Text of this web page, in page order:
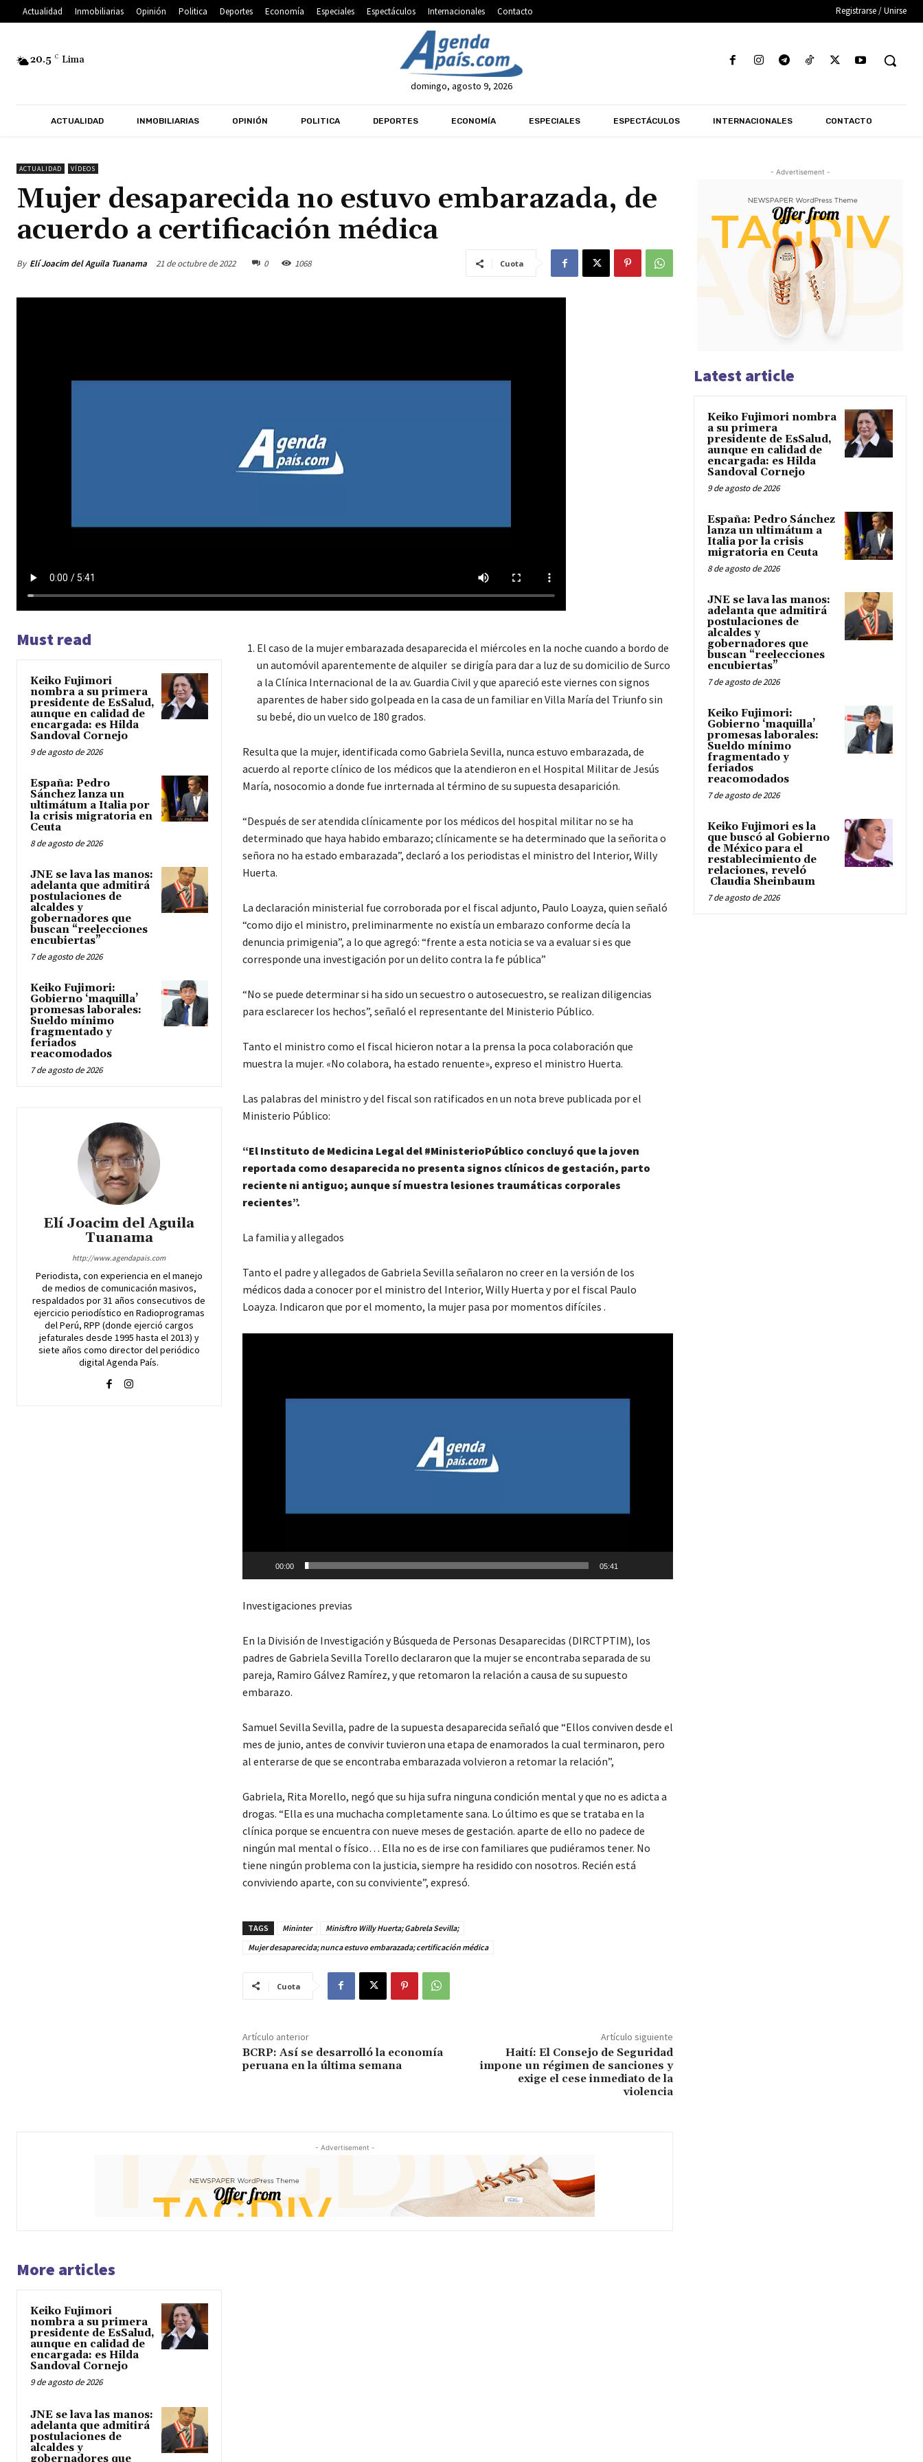
Actualidad Inmobiliarias Opinión Politica Deportes Economía Especiales Espectáculos Internacionales Contacto Registrarse / Unirse
20.5 C Lima
domingo, agosto 9, 2026
ACTUALIDAD INMOBILIARIAS OPINIÓN POLITICA DEPORTES ECONOMÍA ESPECIALES ESPECTÁCULOS INTERNACIONALES CONTACTO
ACTUALIDAD VÍDEOS
Mujer desaparecida no estuvo embarazada, de
acuerdo a certificación médica
By Elí Joacim del Aguila Tuanama 21 de octubre de 2022 0 1068 Cuota
Must read
Keiko Fujimori
nombra a su primera
presidente de EsSalud,
aunque en calidad de
encargada: es Hilda
Sandoval Cornejo
9 de agosto de 2026
España: Pedro
Sánchez lanza un
ultimátum a Italia por
la crisis migratoria en
Ceuta
8 de agosto de 2026
JNE se lava las manos:
adelanta que admitirá
postulaciones de
alcaldes y
gobernadores que
buscan “reelecciones
encubiertas”
7 de agosto de 2026
Keiko Fujimori:
Gobierno ‘maquilla’
promesas laborales:
Sueldo mínimo
fragmentado y
feriados
reacomodados
7 de agosto de 2026
Elí Joacim del Aguila
Tuanama
http://www.agendapais.com
Periodista, con experiencia en el manejo
de medios de comunicación masivos,
respaldados por 31 años consecutivos de
ejercicio periodístico en Radioprogramas
del Perú, RPP (donde ejerció cargos
jefaturales desde 1995 hasta el 2013) y
siete años como director del periódico
digital Agenda País.
El caso de la mujer embarazada desaparecida el miércoles en la noche cuando a bordo de
un automóvil aparentemente de alquiler se dirigía para dar a luz de su domicilio de Surco
a la Clínica Internacional de la av. Guardia Civil y que apareció este viernes con signos
aparentes de haber sido golpeada en la casa de un familiar en Villa María del Triunfo sin
su bebé, dio un vuelco de 180 grados.
Resulta que la mujer, identificada como Gabriela Sevilla, nunca estuvo embarazada, de
acuerdo al reporte clínico de los médicos que la atendieron en el Hospital Militar de Jesús
María, nosocomio a donde fue inrternada al término de su supuesta desaparición.
“Después de ser atendida clínicamente por los médicos del hospital militar no se ha
determinado que haya habido embarazo; clínicamente se ha determinado que la señorita o
señora no ha estado embarazada”, declaró a los periodistas el ministro del Interior, Willy
Huerta.
La declaración ministerial fue corroborada por el fiscal adjunto, Paulo Loayza, quien señaló
“como dijo el ministro, preliminarmente no existía un embarazo conforme decía la
denuncia primigenia”, a lo que agregó: “frente a esta noticia se va a evaluar si es que
corresponde una investigación por un delito contra la fe pública”
“No se puede determinar si ha sido un secuestro o autosecuestro, se realizan diligencias
para esclarecer los hechos”, señaló el representante del Ministerio Público.
Tanto el ministro como el fiscal hicieron notar a la prensa la poca colaboración que
muestra la mujer. «No colabora, ha estado renuente», expreso el ministro Huerta.
Las palabras del ministro y del fiscal son ratificados en un nota breve publicada por el
Ministerio Público:
“El Instituto de Medicina Legal del #MinisterioPúblico concluyó que la joven
reportada como desaparecida no presenta signos clínicos de gestación, parto
reciente ni antiguo; aunque sí muestra lesiones traumáticas corporales
recientes”.
La familia y allegados
Tanto el padre y allegados de Gabriela Sevilla señalaron no creer en la versión de los
médicos dada a conocer por el ministro del Interior, Willy Huerta y por el fiscal Paulo
Loayza. Indicaron que por el momento, la mujer pasa por momentos difíciles .
í
d
00:00 05:41
Investigaciones previas
En la División de Investigación y Búsqueda de Personas Desaparecidas (DIRCTPTIM), los
padres de Gabriela Sevilla Torello declararon que la mujer se encontraba separada de su
pareja, Ramiro Gálvez Ramírez, y que retomaron la relación a causa de su supuesto
embarazo.
Samuel Sevilla Sevilla, padre de la supuesta desaparecida señaló que “Ellos conviven desde el
mes de junio, antes de convivir tuvieron una etapa de enamorados la cual terminaron, pero
al enterarse de que se encontraba embarazada volvieron a retomar la relación”,
Gabriela, Rita Morello, negó que su hija sufra ninguna condición mental y que no es adicta a
drogas. “Ella es una muchacha completamente sana. Lo último es que se trataba en la
clínica porque se encuentra con nueve meses de gestación. aparte de ello no padece de
ningún mal mental o físico… Ella no es de irse con familiares que pudiéramos tener. No
tiene ningún problema con la justicia, siempre ha residido con nosotros. Recién está
conviviendo aparte, con su conviviente”, expresó.
TAGS Mininter
Minisftro Willy Huerta; Gabrela Sevilla;
Mujer desaparecida; nunca estuvo embarazada; certificación médica
Cuota
Artículo anterior
BCRP: Así se desarrolló la economía
peruana en la última semana
Artículo siguiente
Haití: El Consejo de Seguridad
impone un régimen de sanciones y
exige el cese inmediato de la
violencia
- Advertisement -
More articles
Keiko Fujimori
nombra a su primera
presidente de EsSalud,
aunque en calidad de
encargada: es Hilda
Sandoval Cornejo
9 de agosto de 2026
JNE se lava las manos:
adelanta que admitirá
postulaciones de
alcaldes y
gobernadores que
- Advertisement -
Latest article
Keiko Fujimori nombra
a su primera
presidente de EsSalud,
aunque en calidad de
encargada: es Hilda
Sandoval Cornejo
9 de agosto de 2026
España: Pedro Sánchez
lanza un ultimátum a
Italia por la crisis
migratoria en Ceuta
8 de agosto de 2026
JNE se lava las manos:
adelanta que admitirá
postulaciones de
alcaldes y
gobernadores que
buscan “reelecciones
encubiertas”
7 de agosto de 2026
Keiko Fujimori:
Gobierno ‘maquilla’
promesas laborales:
Sueldo mínimo
fragmentado y
feriados
reacomodados
7 de agosto de 2026
Keiko Fujimori es la
que buscó al Gobierno
de México para el
restablecimiento de
relaciones, reveló
Claudia Sheinbaum
7 de agosto de 2026